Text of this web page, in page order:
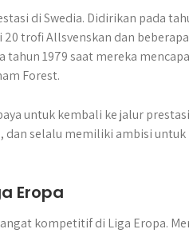
di Swedia. Didirikan pada
trofi Allsvenskan dan
1979 saat mereka
Forest.
untuk kembali ke jalur
selalu memiliki ambisi
Eropa
kompetitif di Liga Eropa.